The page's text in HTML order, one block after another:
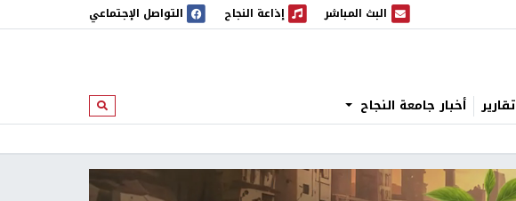
البث المباشر
البث المباشر إذاعة النجاح
إذاعة النجاح التواصل الإجتماعي
تقارير أخبار جامعة النجاح ابحث